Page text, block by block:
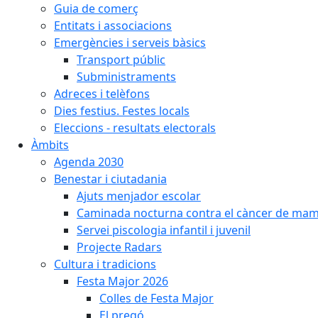
Guia de comerç
Entitats i associacions
Emergències i serveis bàsics
Transport públic
Subministraments
Adreces i telèfons
Dies festius. Festes locals
Eleccions - resultats electorals
Àmbits
Agenda 2030
Benestar i ciutadania
Ajuts menjador escolar
Caminada nocturna contra el càncer de
Servei piscologia infantil i juvenil
Projecte Radars
Cultura i tradicions
Festa Major 2026
Colles de Festa Major